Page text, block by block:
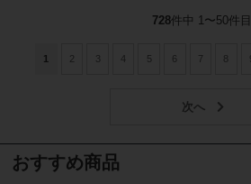
728件中 1〜50件目
1 2 3 4 5 6 7 8
おすすめ商品